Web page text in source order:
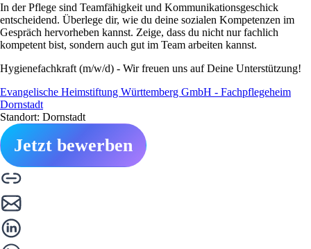
In der Pflege sind Teamfähigkeit und Kommunikationsgeschick
entscheidend. Überlege dir, wie du deine sozialen Kompetenzen im
Gespräch hervorheben kannst. Zeige, dass du nicht nur fachlich
kompetent bist, sondern auch gut im Team arbeiten kannst.
Hygienefachkraft (m/w/d) - Wir freuen uns auf Deine Unterstützung!
Evangelische Heimstiftung Württemberg GmbH - Fachpflegeheim
Dornstadt
Standort: Dornstadt
Jetzt bewerben